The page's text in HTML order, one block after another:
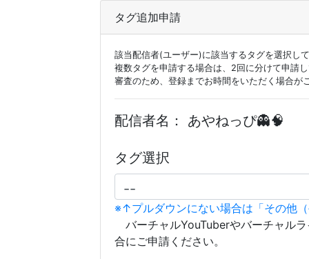
タグ追加申請
該当配信者(ユーザー)に該当するタグを選択し
複数タグを申請する場合は、2回に分けて申請
審査のため、登録までお時間をいただく場合が
配信者名： あやねっぴ👻🧠
タグ選択
※↑プルダウンにない場合は「その他
バーチャルYouTuberやバーチャル
合にご申請ください。